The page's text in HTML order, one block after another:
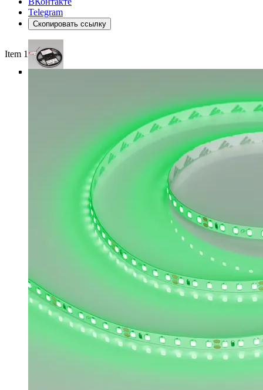
Telegram
Скопировать ссылку
Item 1 of 4